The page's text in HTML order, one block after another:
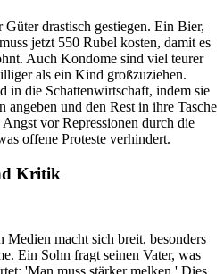
drastisch gestiegen. Ein Bier,
jetzt 550 Rubel kosten, damit es
Auch Kondome sind viel teurer
als ein Kind großzuziehen.
in die Schattenwirtschaft, indem sie
angeben und den Rest in ihre Tasche
vor Repressionen durch die
offene Proteste verhindert.
Kritik
Medien macht sich breit, besonders
Ein Sohn fragt seinen Vater, was
'Man muss stärker melken.' Dies